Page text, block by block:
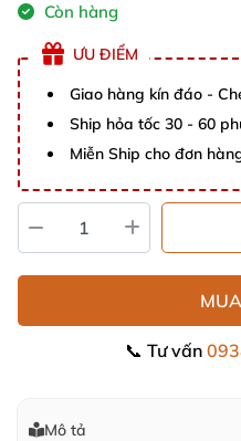
Còn hàng
ƯU ĐIỂM
Giao hàng kín đáo -
Ship hỏa tốc 30 - 60
Miễn Ship cho đơn
📞 Tư vấn
Mô tả